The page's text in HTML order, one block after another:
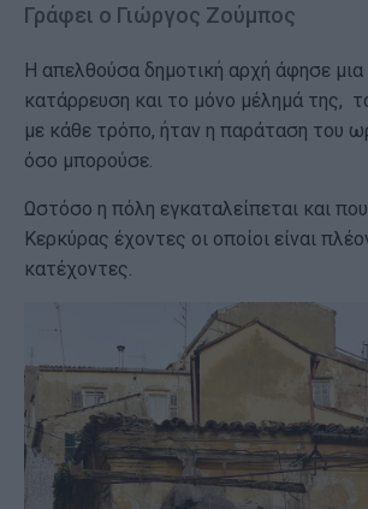
Γράφει ο Γιώργος Ζούμπος
Η απελθούσα δημοτική αρχή άφησε
κατάρρευση και το μόνο μέλημά της,
με κάθε τρόπο, ήταν η παράταση του
όσο μπορούσε.
Ωστόσο η πόλη εγκαταλείπεται και
Κερκύρας έχοντες οι οποίοι είναι
κατέχοντες.